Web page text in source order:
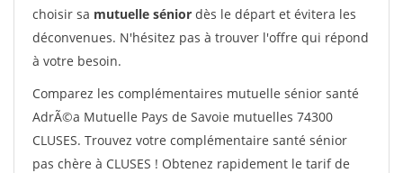
choisir sa mutuelle sénior dès le départ et évitera les
déconvenues. N'hésitez pas à trouver l'offre qui répond
à votre besoin.
Comparez les complémentaires mutuelle sénior santé
AdrÃ©a Mutuelle Pays de Savoie mutuelles 74300
CLUSES. Trouvez votre complémentaire santé sénior
pas chère à CLUSES ! Obtenez rapidement le tarif de